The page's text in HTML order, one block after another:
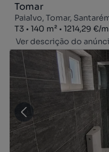
Tomar
Paialvo, Tomar,
Tipologia
T3
Zona140 m²
Preço por metro1214,29 €/
Ver descrição do